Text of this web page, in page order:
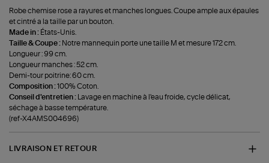
Robe chemise rose a rayures et manches longues. Coupe ample aux épaules
et cintré a la taille par un bouton.
Made in : États-Unis.
Taille & Coupe : Notre mannequin porte une taille M et mesure 172 cm.
Longueur : 99 cm.
Longueur manches : 52 cm.
Demi-tour poitrine: 60 cm.
Composition :100% Coton.
Conseil d'entretien : Lavage en machine à l'eau froide, cycle délicat,
séchage à basse température.
(ref-X4AMS004696)
LIVRAISON ET RETOUR